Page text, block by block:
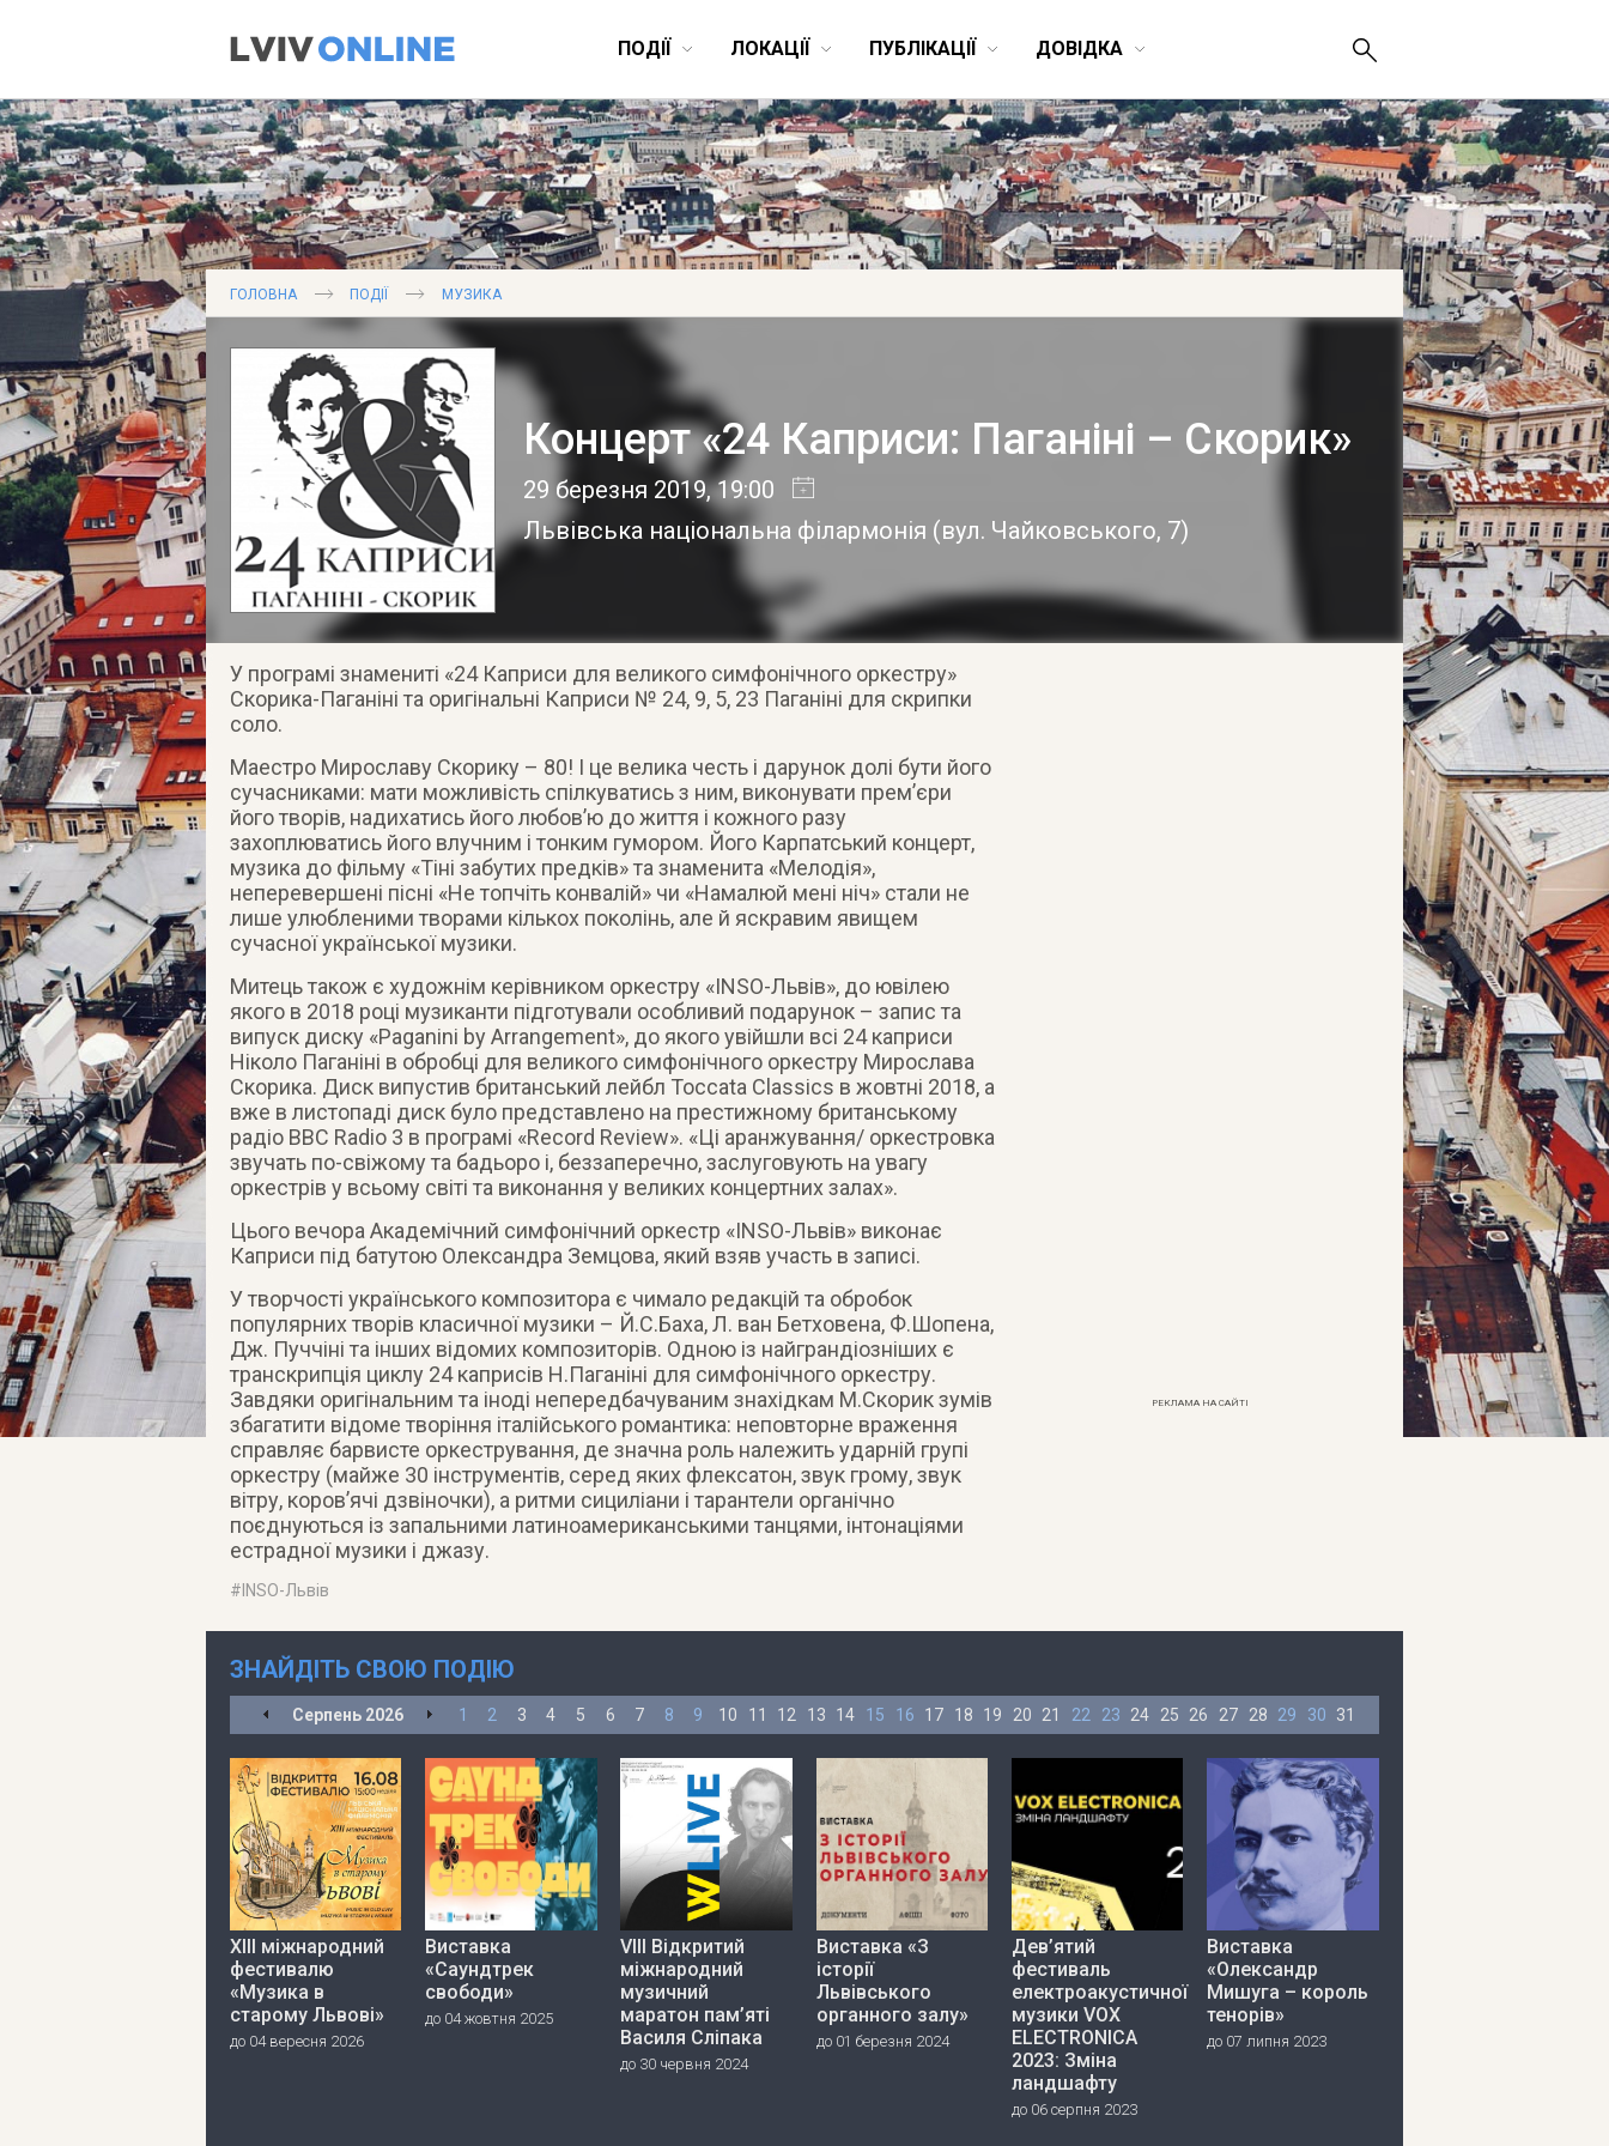
ПОДІЇ ЛОКАЦІЇ ПУБЛІКАЦІЇ ДОВІДКА
ГОЛОВНА ПОДІЇ МУЗИКА
Концерт «24 Каприси: Паганіні – Скорик»
29 березня 2019, 19:00
Львівська національна філармонія (вул. Чайковського, 7)
У програмі знамениті «24 Каприси для великого симфонічного оркестру»
Скорика-Паганіні та оригінальні Каприси № 24, 9, 5, 23 Паганіні для скрипки
соло.
Маестро Мирославу Скорику – 80! І це велика честь і дарунок долі бути його
сучасниками: мати можливість спілкуватись з ним, виконувати прем’єри
його творів, надихатись його любов’ю до життя і кожного разу
захоплюватись його влучним і тонким гумором. Його Карпатський концерт,
музика до фільму «Тіні забутих предків» та знаменита «Мелодія»,
неперевершені пісні «Не топчіть конвалій» чи «Намалюй мені ніч» стали не
лише улюбленими творами кількох поколінь, але й яскравим явищем
сучасної української музики.
Митець також є художнім керівником оркестру «INSO-Львів», до ювілею
якого в 2018 році музиканти підготували особливий подарунок – запис та
випуск диску «Paganini by Arrangement», до якого увійшли всі 24 каприси
Ніколо Паганіні в обробці для великого симфонічного оркестру Мирослава
Скорика. Диск випустив британський лейбл Toccata Classics в жовтні 2018, а
вже в листопаді диск було представлено на престижному британському
радіо BBC Radio 3 в програмі «Record Review». «Ці аранжування/ оркестровка
звучать по-свіжому та бадьоро і, беззаперечно, заслуговують на увагу
оркестрів у всьому світі та виконання у великих концертних залах».
Цього вечора Академічний симфонічний оркестр «INSO-Львів» виконає
Каприси під батутою Олександра Земцова, який взяв участь в записі.
У творчості українського композитора є чимало редакцій та обробок
популярних творів класичної музики – Й.С.Баха, Л. ван Бетховена, Ф.Шопена,
Дж. Пуччіні та інших відомих композиторів. Одною із найграндіозніших є
транскрипція циклу 24 каприсів Н.Паганіні для симфонічного оркестру.
Завдяки оригінальним та іноді непередбачуваним знахідкам М.Скорик зумів
збагатити відоме творіння італійського романтика: неповторне враження
справляє барвисте оркестрування, де значна роль належить ударній групі
оркестру (майже 30 інструментів, серед яких флексатон, звук грому, звук
вітру, коров’ячі дзвіночки), а ритми сициліани і тарантели органічно
поєднуються із запальними латиноамериканськими танцями, інтонаціями
естрадної музики і джазу.
# INSO-Львів
РЕКЛАМА НА САЙТІ
ЗНАЙДІТЬ СВОЮ ПОДІЮ
Серпень 2026 1 2 3 4 5 6 7 8 9 10 11 12 13 14 15 16 17 18 19 20 21 22 23 24 25 26 27 28 29 30 31
ХІІІ міжнародний
фестивалю
«Музика в
старому Львові»
до 04 вересня 2026
Виставка
«Саундтрек
свободи»
до 04 жовтня 2025
VIII Відкритий
міжнародний
музичний
маратон пам’яті
Василя Сліпака
до 30 червня 2024
Виставка «З
історії
Львівського
органного залу»
до 01 березня 2024
Дев’ятий
фестиваль
електроакустичної
музики VOX
ELECTRONICA
2023: Зміна
ландшафту
до 06 серпня 2023
Виставка
«Олександр
Мишуга – король
тенорів»
до 07 липня 2023